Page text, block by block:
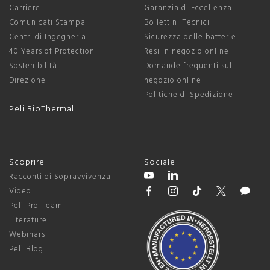
Carriere
Comunicati Stampa
Centri di Ingegneria
40 Years of Protection
Sostenibilità
Direzione
Peli BioThermal
Garanzia di Eccellenza
Bollettini Tecnici
Sicurezza delle batterie
Resi in negozio online
Domande frequenti sul
negozio online
Politiche di Spedizione
Scoprire
Racconti di Sopravvivenza
Video
Peli Pro Team
Literature
Webinars
Peli Blog
Sociale